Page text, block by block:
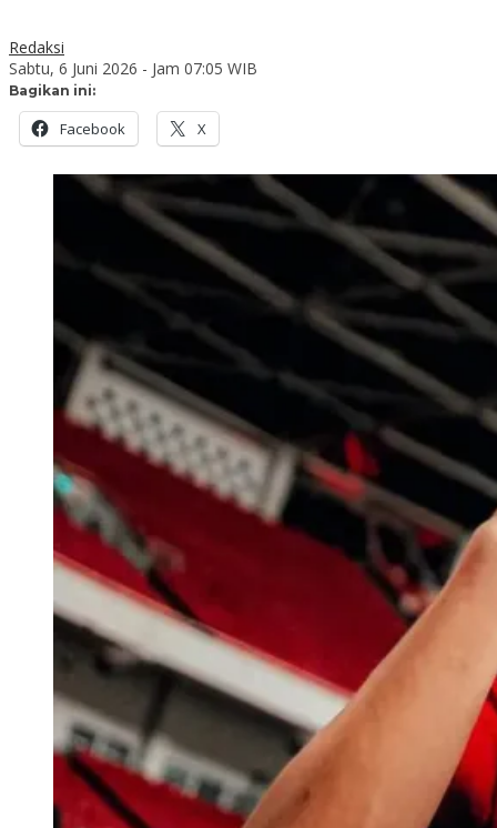
Redaksi
Sabtu, 6 Juni 2026 - Jam 07:05 WIB
Bagikan ini:
Facebook X